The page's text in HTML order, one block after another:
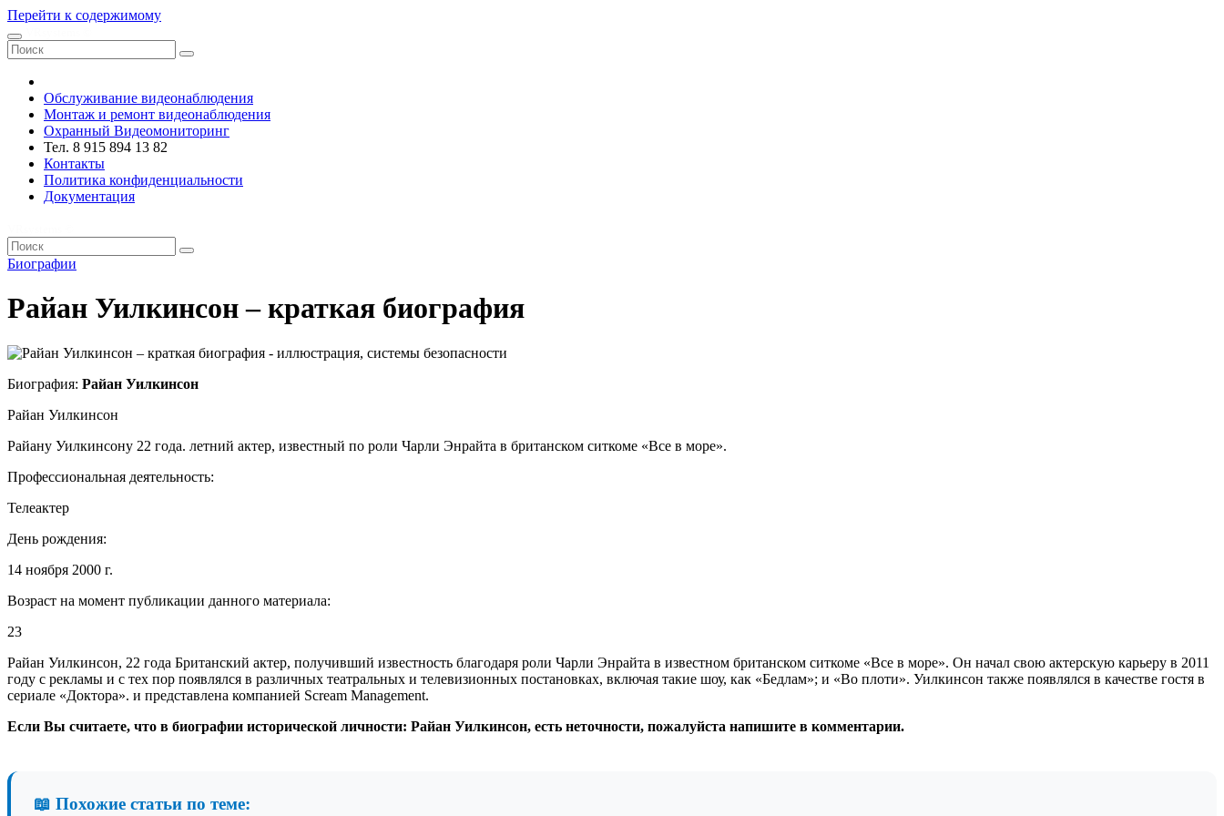
Перейти к содержимому
Обслуживание видеонаблюдения
Монтаж и ремонт видеонаблюдения
Охранный Видеомониторинг
Тел. 8 915 894 13 82
Контакты
Политика конфиденциальности
Документация
Биографии
Райан Уилкинсон – краткая биография
Биография: Райан Уилкинсон
Райан Уилкинсон
Райану Уилкинсону 22 года. летний актер, известный по роли Чарли Энрайта в британском ситкоме «Все в море».
Профессиональная деятельность:
Телеактер
День рождения:
14 ноября 2000 г.
Возраст на момент публикации данного материала:
23
Райан Уилкинсон, 22 года Британский актер, получивший известность благодаря роли Чарли Энрайта в известном британском ситкоме «Все в море». Он начал свою актерскую карьеру в 2011
году с рекламы и с тех пор появлялся в различных театральных и телевизионных постановках, включая такие шоу, как «Бедлам»; и «Во плоти». Уилкинсон также появлялся в качестве гостя в
сериале «Доктора». и представлена ​​компанией Scream Management.
Если Вы считаете, что в биографии исторической личности: Райан Уилкинсон, есть неточности, пожалуйста напишите в комментарии.
📖 Похожие статьи по теме: